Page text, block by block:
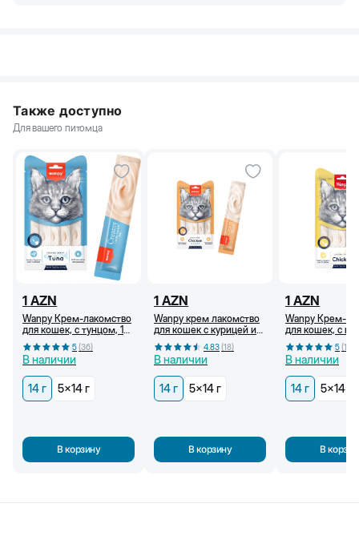
Также доступно
Для вашего питомца
1 AZN
Wanpy Крем-лакомство
для кошек, с тунцом, 14
5(36)
В наличии
14 г 5x14 г
В корзину
1 AZN
Wanpy крем лакомство
для кошек с курицей и
крабом, 14 г4.83(18)
В наличии
14 г 5x14 г
В корзину
1 AZN
Wanpy Крем-
для кошек, с
5(18
В наличии
14 г 5x14 г
В